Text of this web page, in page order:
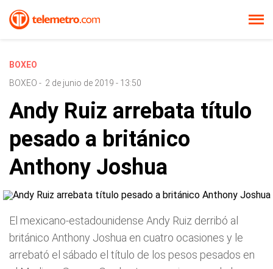
BOXEO
BOXEO - 2 de junio de 2019 - 13:50
Andy Ruiz arrebata título
pesado a británico
Anthony Joshua
El mexicano-estadounidense Andy Ruiz derribó al
británico Anthony Joshua en cuatro ocasiones y le
arrebató el sábado el título de los pesos pesados en